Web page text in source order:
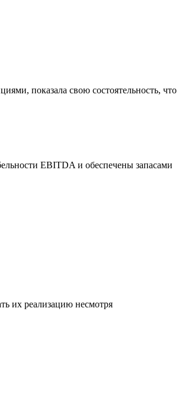
показала свою состоятельность, что
EBITDA и обеспечены запасами
их реализацию несмотря